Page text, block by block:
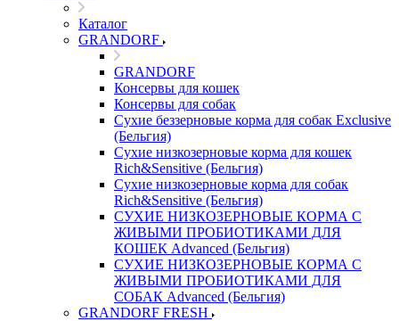
Каталог
GRANDORF
GRANDORF
Консервы для кошек
Консервы для собак
Сухие беззерновые корма для собак Exclusive
(Бельгия)
Сухие низкозерновые корма для кошек
Rich&Sensitive (Бельгия)
Сухие низкозерновые корма для собак
Rich&Sensitive (Бельгия)
СУХИЕ НИЗКОЗЕРНОВЫЕ КОРМА С
ЖИВЫМИ ПРОБИОТИКАМИ ДЛЯ
КОШЕК Advanced (Бельгия)
СУХИЕ НИЗКОЗЕРНОВЫЕ КОРМА С
ЖИВЫМИ ПРОБИОТИКАМИ ДЛЯ
СОБАК Advanced (Бельгия)
GRANDORF FRESH